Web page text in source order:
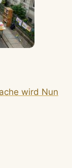
wird Nun